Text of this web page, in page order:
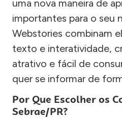
uma nova maneira de
importantes para o seu
Webstories combinam
texto e interatividade,
atrativo e fácil de
quer se informar de
Por Que Escolher os
Sebrae/PR?